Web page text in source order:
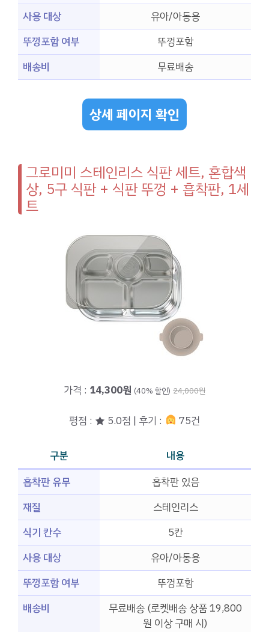
사용 대상
유아/아동용
뚜껑포함 여부
뚜껑포함
배송비
무료배송
상세 페이지 확인
그로미미 스테인리스 식판 세트, 혼합색
상, 5구 식판 + 식판 뚜껑 + 흡착판, 1세
트
가격 : 14,300원 (40% 할인) 24,000원
평점 : ★ 5.0점 | 후기 : 75건
구분
내용
흡착판 유무
흡착판 있음
재질
스테인리스
식기 칸수
5칸
사용 대상
유아/아동용
뚜껑포함 여부
뚜껑포함
배송비
무료배송 (로켓배송 상품 19,800
원 이상 구매 시)